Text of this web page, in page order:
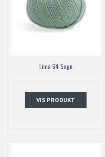
Lima 64 Sage
VIS PRODUKT